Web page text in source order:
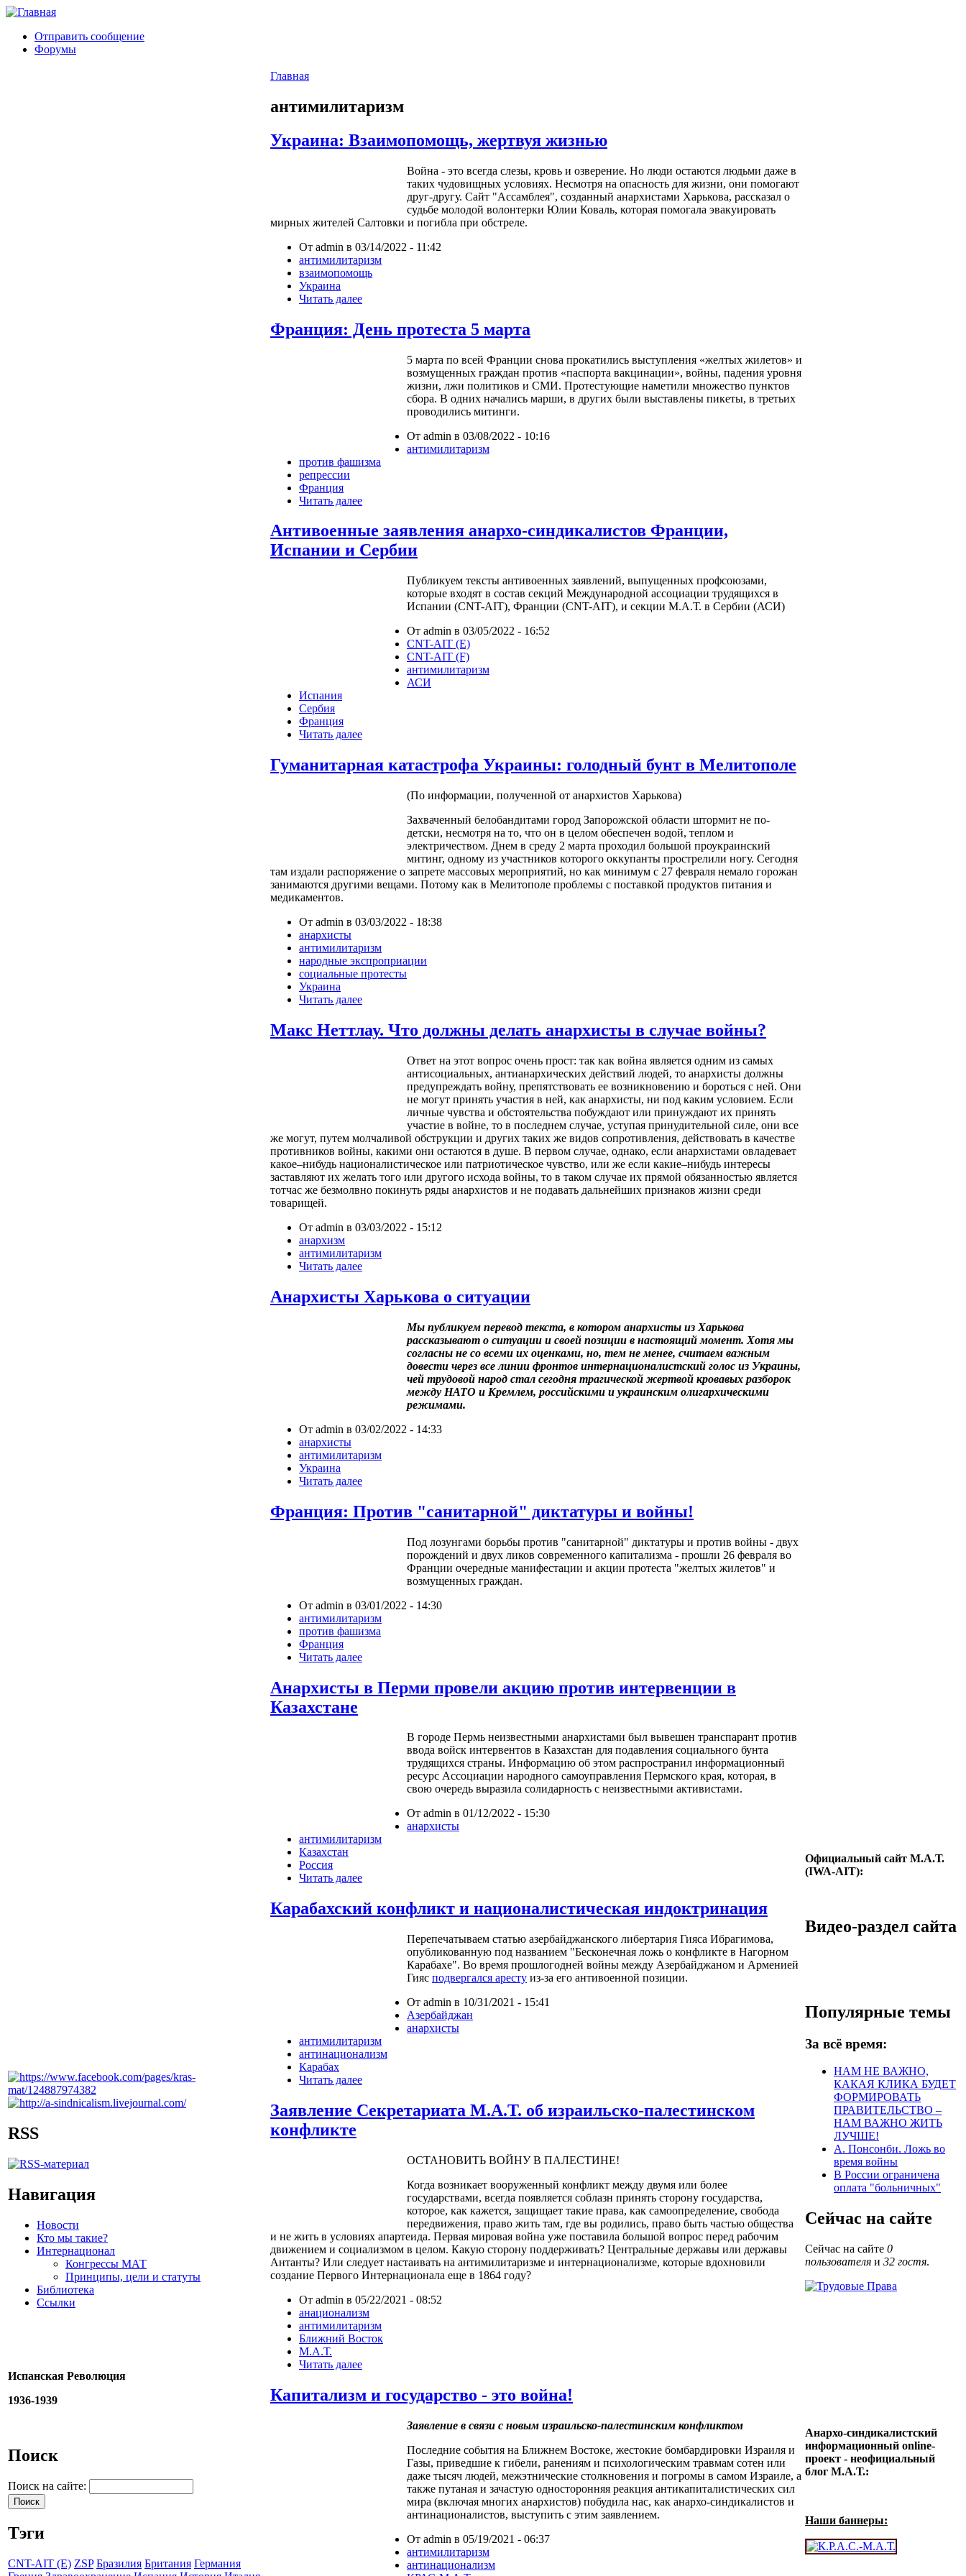
Отправить сообщение
Форумы
RSS
Навигация
Новости
Кто мы такие?
Интернационал
Конгрессы МАТ
Принципы, цели и статуты
Библиотека
Ссылки
Испанская Революция
1936-1939
Поиск
Поиск на сайте:
Тэги
CNT-AIT (E) ZSP Бразилия Британия Германия
Главная
антимилитаризм
Украина: Взаимопомощь, жертвуя жизнью
Война - это всегда слезы, кровь и озверение. Но люди остаются людьми даже в
таких чудовищных условиях. Несмотря на опасность для жизни, они помогают
друг-другу. Сайт "Ассамблея", созданный анархистами Харькова, рассказал о
судьбе молодой волонтерки Юлии Коваль, которая помогала эвакуировать
мирных жителей Салтовки и погибла при обстреле.
От admin в 03/14/2022 - 11:42
антимилитаризм
взаимопомощь
Украина
Читать далее
Франция: День протеста 5 марта
5 марта по всей Франции снова прокатились выступления «желтых жилетов» и
возмущенных граждан против «паспорта вакцинации», войны, падения уровня
жизни, лжи политиков и СМИ. Протестующие наметили множество пунктов
сбора. В одних начались марши, в других были выставлены пикеты, в третьих
проводились митинги.
От admin в 03/08/2022 - 10:16
антимилитаризм
против фашизма
репрессии
Франция
Читать далее
Антивоенные заявления анархо-синдикалистов Франции,
Испании и Сербии
Публикуем тексты антивоенных заявлений, выпущенных профсоюзами,
которые входят в состав секций Международной ассоциации трудящихся в
Испании (CNT-AIT), Франции (CNT-AIT), и секции М.А.Т. в Сербии (АСИ)
От admin в 03/05/2022 - 16:52
CNT-AIT (E)
CNT-AIT (F)
антимилитаризм
АСИ
Испания
Сербия
Франция
Читать далее
Гуманитарная катастрофа Украины: голодный бунт в Мелитополе
(По информации, полученной от анархистов Харькова)
Захваченный белобандитами город Запорожской области штормит не по-
детски, несмотря на то, что он в целом обеспечен водой, теплом и
электричеством. Днем в среду 2 марта проходил большой проукраинский
митинг, одному из участников которого оккупанты прострелили ногу. Сегодня
там издали распоряжение о запрете массовых мероприятий, но как минимум с 27 февраля немало горожан
занимаются другими вещами. Потому как в Мелитополе проблемы с поставкой продуктов питания и
медикаментов.
От admin в 03/03/2022 - 18:38
анархисты
антимилитаризм
народные экспроприации
социальные протесты
Украина
Читать далее
Макс Неттлау. Что должны делать анархисты в случае войны?
Ответ на этот вопрос очень прост: так как война является одним из самых
антисоциальных, антианархических действий людей, то анархисты должны
предупреждать войну, препятствовать ее возникновению и бороться с ней. Они
не могут принять участия в ней, как анархисты, ни под каким условием. Если
личные чувства и обстоятельства побуждают или принуждают их принять
участие в войне, то в последнем случае, уступая принудительной силе, они все
же могут, путем молчаливой обструкции и других таких же видов сопротивления, действовать в качестве
противников войны, какими они остаются в душе. В первом случае, однако, если анархистами овладевает
какое–нибудь националистическое или патриотическое чувство, или же если какие–нибудь интересы
заставляют их желать того или другого исхода войны, то в таком случае их прямой обязанностью является
тотчас же безмолвно покинуть ряды анархистов и не подавать дальнейших признаков жизни среди
товарищей.
От admin в 03/03/2022 - 15:12
анархизм
антимилитаризм
Читать далее
Анархисты Харькова о ситуации
Мы публикуем перевод текста, в котором анархисты из Харькова
рассказывают о ситуации и своей позиции в настоящий момент. Хотя мы
согласны не со всеми их оценками, но, тем не менее, считаем важным
довести через все линии фронтов интернационалистский голос из Украины,
чей трудовой народ стал сегодня трагической жертвой кровавых разборок
между НАТО и Кремлем, российскими и украинским олигархическими
режимами.
От admin в 03/02/2022 - 14:33
анархисты
антимилитаризм
Украина
Читать далее
Франция: Против "санитарной" диктатуры и войны!
Под лозунгами борьбы против "санитарной" диктатуры и против войны - двух
порождений и двух ликов современного капитализма - прошли 26 февраля во
Франции очередные манифестации и акции протеста "желтых жилетов" и
возмущенных граждан.
От admin в 03/01/2022 - 14:30
антимилитаризм
против фашизма
Франция
Читать далее
Анархисты в Перми провели акцию против интервенции в
Казахстане
В городе Пермь неизвестными анархистами был вывешен транспарант против
ввода войск интервентов в Казахстан для подавления социального бунта
трудящихся страны. Информацию об этом распространил информационный
ресурс Ассоциации народного самоуправления Пермского края, которая, в
свою очередь выразила солидарность с неизвестными активистами.
От admin в 01/12/2022 - 15:30
анархисты
антимилитаризм
Казахстан
Россия
Читать далее
Карабахский конфликт и националистическая индоктринация
Перепечатываем статью азербайджанского либертария Гияса Ибрагимова,
опубликованную под названием "Бесконечная ложь о конфликте в Нагорном
Карабахе". Во время прошлогодней войны между Азербайджаном и Арменией
Гияс подвергался аресту из-за его антивоенной позиции.
От admin в 10/31/2021 - 15:41
Азербайджан
анархисты
антимилитаризм
антинационализм
Карабах
Читать далее
Заявление Секретариата М.А.Т. об израильско-палестинском
конфликте
ОСТАНОВИТЬ ВОЙНУ В ПАЛЕСТИНЕ!
Когда возникает вооруженный конфликт между двумя или более
государствами, всегда появляется соблазн принять сторону государства,
которое, как кажется, защищает такие права, как самоопределение, свобода
передвижения, право жить там, где вы родились, право быть частью общества
и не жить в условиях апартеида. Первая мировая война уже поставила большой вопрос перед рабочим
движением и социализмом в целом. Какую сторону поддерживать? Центральные державы или державы
Антанты? Или следует настаивать на антимилитаризме и интернационализме, которые вдохновили
создание Первого Интернационала еще в 1864 году?
От admin в 05/22/2021 - 08:52
анационализм
антимилитаризм
Ближний Восток
М.А.Т.
Читать далее
Капитализм и государство - это война!
Заявление в связи с новым израильско-палестинским конфликтом
Последние события на Ближнем Востоке, жестокие бомбардировки Израиля и
Газы, приведшие к гибели, ранениям и психологическим травмам сотен или
даже тысяч людей, межэтнические столкновения и погромы в самом Израиле, а
также путаная и зачастую односторонняя реакция антикапиталистических сил
мира (включая многих анархистов) побудила нас, как анархо-синдикалистов и
антинационалистов, выступить с этим заявлением.
От admin в 05/19/2021 - 06:37
антимилитаризм
антинационализм
Официальный сайт М.А.Т.
(IWA-AIT):
Видео-раздел сайта
Популярные темы
За всё время:
НАМ НЕ ВАЖНО,
КАКАЯ КЛИКА БУДЕТ
ФОРМИРОВАТЬ
ПРАВИТЕЛЬСТВО –
НАМ ВАЖНО ЖИТЬ
ЛУЧШЕ!
А. Понсонби. Ложь во
время войны
В России ограничена
оплата "больничных"
Сейчас на сайте
Сейчас на сайте 0
пользователя и 32 гостя.
Анархо-синдикалистский
информационный online-
проект - неофициальный
блог М.А.Т.:
Наши баннеры: